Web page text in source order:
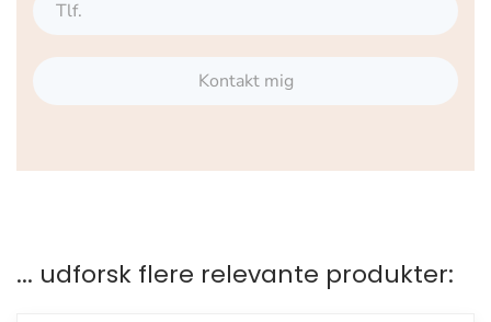
Kontakt mig
... udforsk flere relevante produkter: